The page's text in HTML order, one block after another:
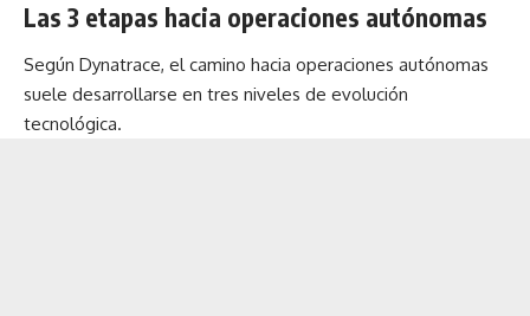
Las 3 etapas hacia operaciones autónomas
Según Dynatrace, el camino hacia operaciones autónomas
suele desarrollarse en tres niveles de evolución
tecnológica.